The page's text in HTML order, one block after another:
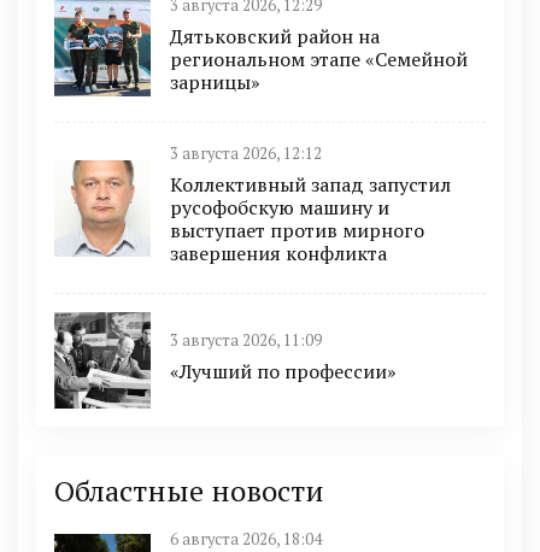
3 августа 2026, 12:29
Дятьковский район на
региональном этапе «Семейной
зарницы»
3 августа 2026, 12:12
Коллективный запад запустил
русофобскую машину и
выступает против мирного
завершения конфликта
3 августа 2026, 11:09
«Лучший по профессии»
Областные новости
6 августа 2026, 18:04